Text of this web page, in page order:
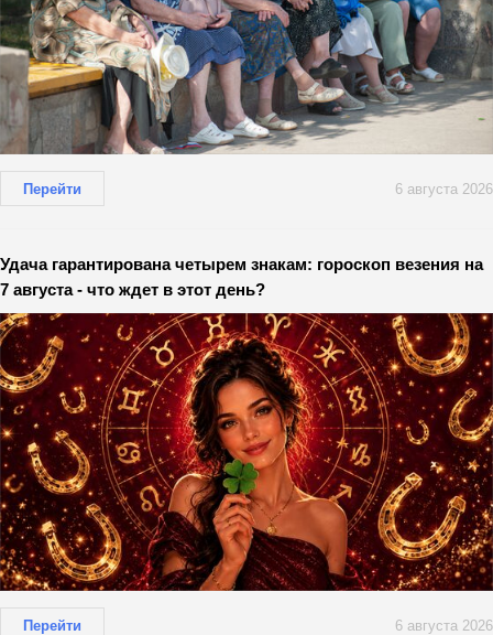
Перейти 6 августа 2026
Удача гарантирована четырем знакам: гороскоп везения на
7 августа - что ждет в этот день?
Перейти 6 августа 2026